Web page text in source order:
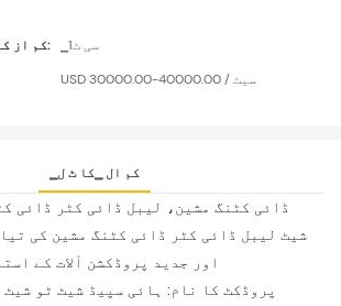
کم از کم آرڈر کی مقدار:
▁سی ٹ1
USD 30000.00-40000.00 / سیٹ
▁کم ال ▁کا ٹ ل
ڈائی کٹنگ مشین، لیبل ڈائی کٹر ڈائی
شیٹ لیبل ڈائی کٹر ڈائی کٹنگ مشین کی
اور جدید پروڈکشن آلات کے
پروڈکٹ کا نام: ہائی سپیڈ شیٹ ٹو شیٹ